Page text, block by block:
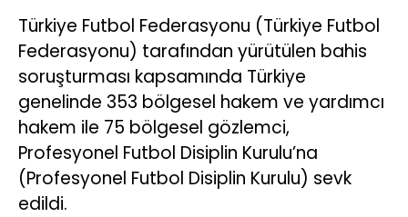
SPOR
VEFAT
GENEL
İLETIŞIM
KÜNYE
Türkiye Futbol Federasyonu (Türkiye Futbol
Federasyonu) tarafından yürütülen bahis
soruşturması kapsamında Türkiye
genelinde 353 bölgesel hakem ve yardımcı
hakem ile 75 bölgesel gözlemci,
Profesyonel Futbol Disiplin Kurulu’na
(Profesyonel Futbol Disiplin Kurulu) sevk
edildi.